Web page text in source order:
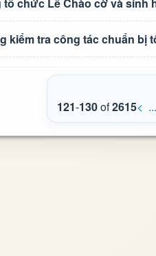
kiểm tra công tác chuẩn bị
121-130of2615< ...